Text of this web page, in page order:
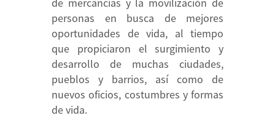
personas en busca de mejores
oportunidades de vida, al tiempo
que propiciaron el surgimiento y
desarrollo de muchas ciudades,
pueblos y barrios, así como de
nuevos oficios, costumbres y formas
de vida.